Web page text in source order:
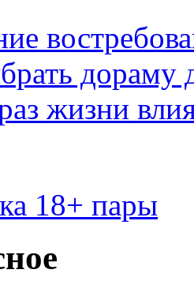
дораму
жизни
18+ пары